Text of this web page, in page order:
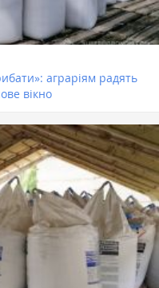
аграріям радять
вікно